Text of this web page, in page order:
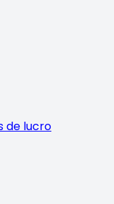
de lucro